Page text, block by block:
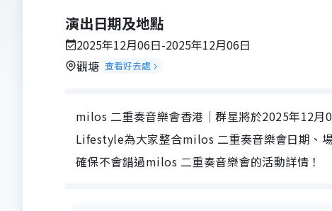
演出日期及地點
2025年12月06日-2025年12月06日
觀塘 查看好去處
milos 二重奏音樂會香港｜群星將於2025年12
Lifestyle為大家整合milos 二重奏音樂會日期、
確保不會錯過milos 二重奏音樂會的活動詳情！